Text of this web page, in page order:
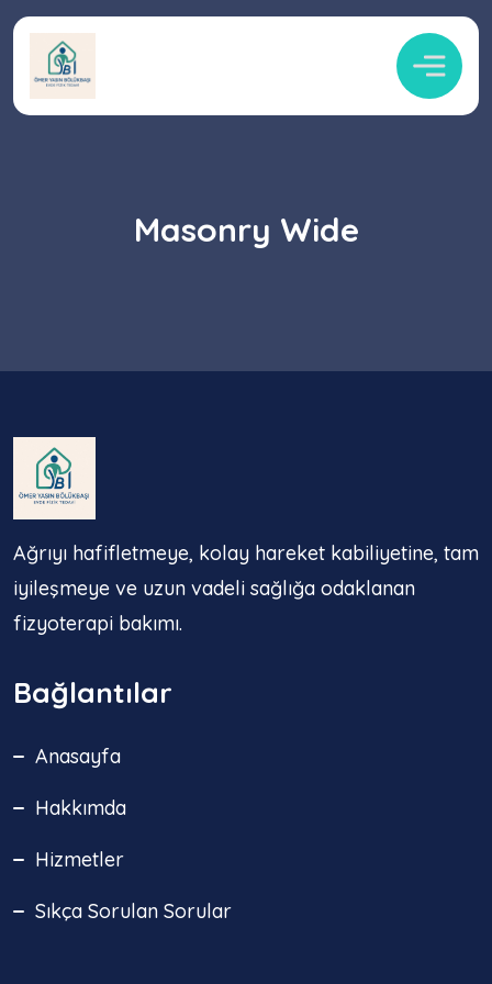
Masonry Wide
Ağrıyı hafifletmeye, kolay hareket kabiliyetine, tam
iyileşmeye ve uzun vadeli sağlığa odaklanan
fizyoterapi bakımı.
Bağlantılar
Anasayfa
Hakkımda
Hizmetler
Sıkça Sorulan Sorular